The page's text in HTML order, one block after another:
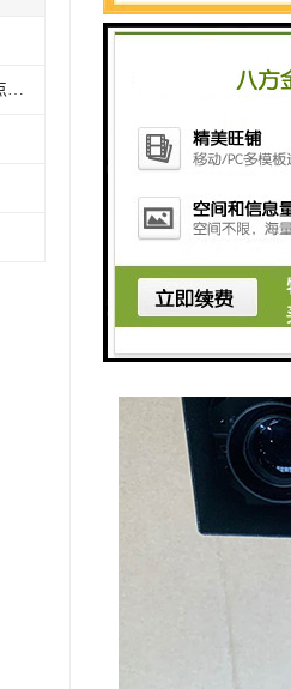
工地扬尘监测系统技术特点及优势
6、支持影像存储
驾驶室和吊臂小车摄